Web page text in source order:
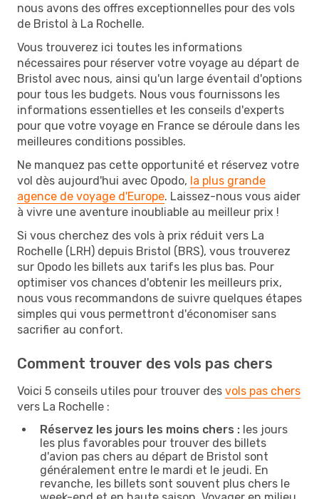
nous avons des offres exceptionnelles pour des vols
de Bristol à La Rochelle.
Vous trouverez ici toutes les informations
nécessaires pour réserver votre voyage au départ de
Bristol avec nous, ainsi qu'un large éventail d'options
pour tous les budgets. Nous vous fournissons les
informations essentielles et les conseils d'experts
pour que votre voyage en France se déroule dans les
meilleures conditions possibles.
Ne manquez pas cette opportunité et réservez votre
vol dès aujourd'hui avec Opodo, la plus grande
agence de voyage d'Europe. Laissez-nous vous aider
à vivre une aventure inoubliable au meilleur prix !
Si vous cherchez des vols à prix réduit vers La
Rochelle (LRH) depuis Bristol (BRS), vous trouverez
sur Opodo les billets aux tarifs les plus bas. Pour
optimiser vos chances d'obtenir les meilleurs prix,
nous vous recommandons de suivre quelques étapes
simples qui vous permettront d'économiser sans
sacrifier au confort.
Comment trouver des vols pas chers
Voici 5 conseils utiles pour trouver des vols pas chers
vers La Rochelle :
Réservez les jours les moins chers : les jours
les plus favorables pour trouver des billets
d'avion pas chers au départ de Bristol sont
généralement entre le mardi et le jeudi. En
revanche, les billets sont souvent plus chers le